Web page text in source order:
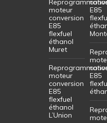
moteur
conversion
E85
flexfuel
éthanol
Muret
moteur
conversion
E85
flexfuel
éthanol
L’Union
E85
E85